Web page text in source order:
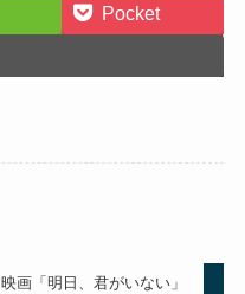
Pocket
映画「明日、君がいない」